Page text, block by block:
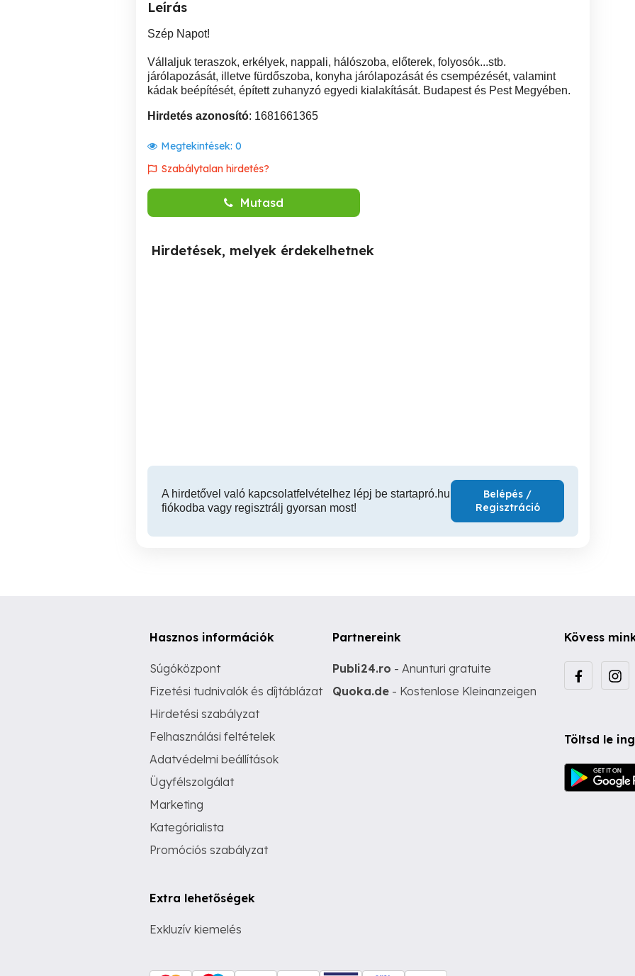
Leírás
Szép Napot!
Vállaljuk teraszok, erkélyek, nappali, hálószoba, előterek, folyosók...stb.
járólapozását, illetve fürdőszoba, konyha járólapozását és csempézését, valamint
kádak beépítését, épített zuhanyzó egyedi kialakítását. Budapest és Pest Megyében.
Hirdetés azonosító: 1681661365
Megtekintések: 0
Szabálytalan hirdetés?
Mutasd
Hirdetések, melyek érdekelhetnek
A hirdetővel való kapcsolatfelvételhez lépj be startapró.hu
fiókodba vagy regisztrálj gyorsan most!
Belépés /
Regisztráció
Hasznos információk
Súgóközpont
Fizetési tudnivalók és díjtáblázat
Hirdetési szabályzat
Felhasználási feltételek
Adatvédelmi beállítások
Ügyfélszolgálat
Marketing
Kategórialista
Promóciós szabályzat
Extra lehetőségek
Exkluzív kiemelés
Partnereink
Publi24.ro - Anunturi gratuite
Quoka.de - Kostenlose Kleinanzeigen
Kövess
Töltsd le